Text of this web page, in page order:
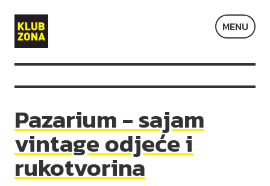
Klub
Zona
MENU
Pazarium - sajam
vintage odjeće i
rukotvorina